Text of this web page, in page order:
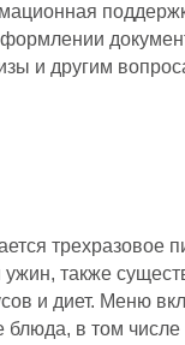
и другим
трехразовое
ужин, также
и диет. Меню
блюда, в том числе